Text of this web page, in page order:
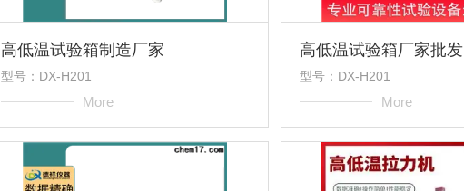
高低温试验箱制造厂家
型号：DX-H201
More
高低温试验箱厂家批发
型号：DX-H201
More